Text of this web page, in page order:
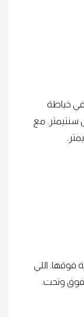
خياطة
هو 6 غرز في كل سنتيمتر. مع
فوقها. اللي
وتحت.